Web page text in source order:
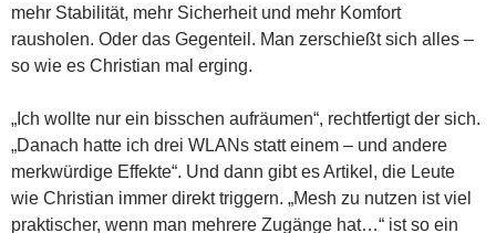
mehr Stabilität, mehr Sicherheit und mehr Komfort
rausholen. Oder das Gegenteil. Man zerschießt sich alles –
so wie es Christian mal erging.
„Ich wollte nur ein bisschen aufräumen“, rechtfertigt der sich.
„Danach hatte ich drei WLANs statt einem – und andere
merkwürdige Effekte“. Und dann gibt es Artikel, die Leute
wie Christian immer direkt triggern. „Mesh zu nutzen ist viel
praktischer, wenn man mehrere Zugänge hat…“ ist so ein